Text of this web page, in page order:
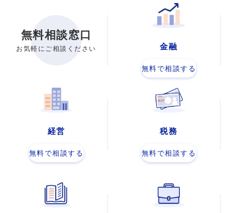
無料相談窓口
お気軽にご相談ください 金融
無料で相談する
経営
無料で相談する
税務
無料で相談する